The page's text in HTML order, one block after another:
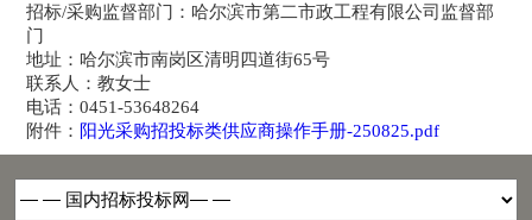
招标/采购监督部门：哈尔滨市第二市政工程有限公司监督部
门
地址：哈尔滨市南岗区清明四道街65号
联系人：教女士
电话：0451-53648264
附件： 阳光采购招投标类供应商操作手册-250825.pdf